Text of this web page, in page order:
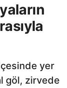
yer
göl, zirvede